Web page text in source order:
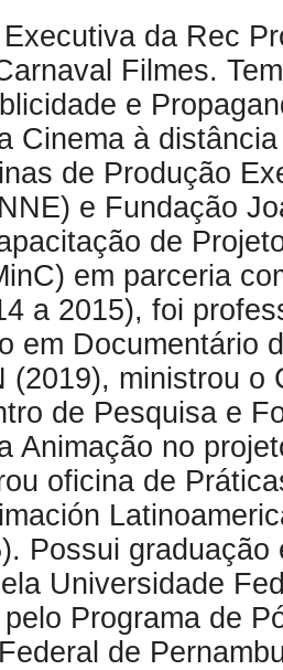
da Rec
Filmes.
e
Cinema à
de Produção
e Fundação
de
em parceria
a 2015), foi
em Documentário
(2019), ministrou o
de Pesquisa e
Animação no
oficina de
Possui
Universidade
Programa de
de